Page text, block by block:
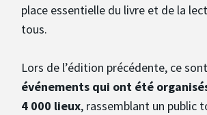
place essentielle du livre et de la
tous.
Lors de l’édition précédente, ce sont
événements qui ont été
4 000 lieux, rassemblant un public